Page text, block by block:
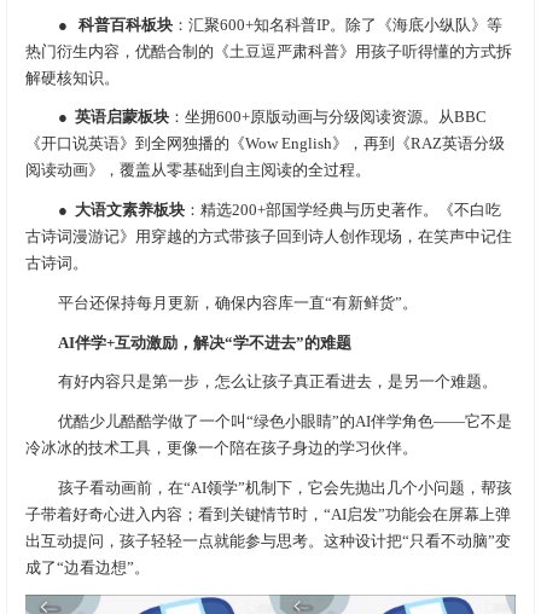
● 科普百科板块：汇聚600+知名科普IP。除了《海底小纵队》等
热门衍生内容，优酷合制的《土豆逗严肃科普》用孩子听得懂的方式拆
解硬核知识。
● 英语启蒙板块：坐拥600+原版动画与分级阅读资源。从BBC
《开口说英语》到全网独播的《Wow English》，再到《RAZ英语分级
阅读动画》，覆盖从零基础到自主阅读的全过程。
● 大语文素养板块：精选200+部国学经典与历史著作。《不白吃
古诗词漫游记》用穿越的方式带孩子回到诗人创作现场，在笑声中记住
古诗词。
平台还保持每月更新，确保内容库一直“有新鲜货”。
AI伴学+互动激励，解决“学不进去”的难题
有好内容只是第一步，怎么让孩子真正看进去，是另一个难题。
优酷少儿酷酷学做了一个叫“绿色小眼睛”的AI伴学角色——它不是
冷冰冰的技术工具，更像一个陪在孩子身边的学习伙伴。
孩子看动画前，在“AI领学”机制下，它会先抛出几个小问题，帮孩
子带着好奇心进入内容；看到关键情节时，“AI启发”功能会在屏幕上弹
出互动提问，孩子轻轻一点就能参与思考。这种设计把“只看不动脑”变
成了“边看边想”。